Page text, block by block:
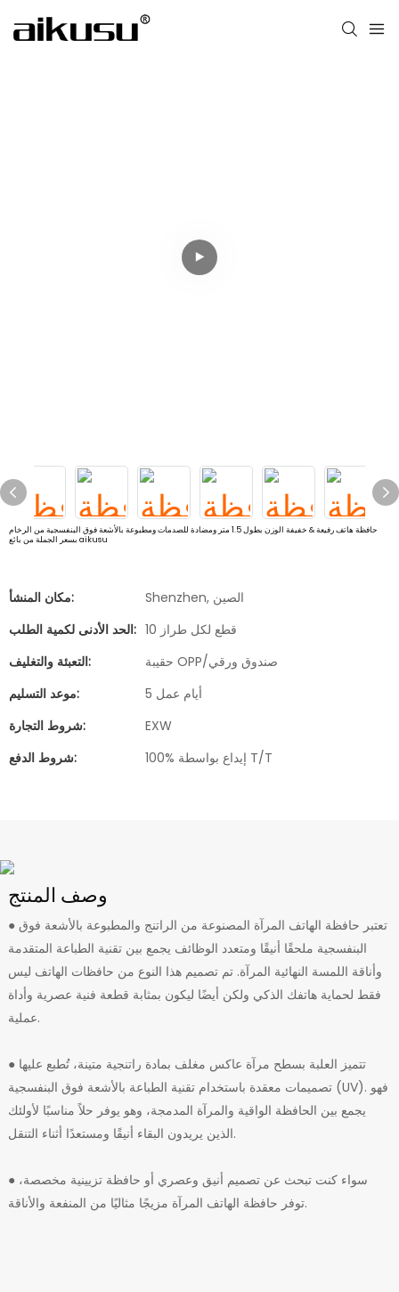
حافظة هاتف رفيعة & خفيفة الوزن بطول 1.5 متر ومضادة للصدمات ومطبوعة بالأشعة فوق البنفسجية من الرخام
بسعر الجملة من بائع aikusu
مكان المنشأ:
Shenzhen, الصين
الحد الأدنى لكمية الطلب:
10 قطع لكل طراز
التعبئة والتغليف:
حقيبة OPP/صندوق ورقي
موعد التسليم:
5 أيام عمل
شروط التجارة:
EXW
شروط الدفع:
100% إيداع بواسطة T/T
وصف المنتج
● تعتبر حافظة الهاتف المرآة المصنوعة من الراتنج والمطبوعة بالأشعة فوق
البنفسجية ملحقًا أنيقًا ومتعدد الوظائف يجمع بين تقنية الطباعة المتقدمة
وأناقة اللمسة النهائية المرآة. تم تصميم هذا النوع من حافظات الهاتف ليس
فقط لحماية هاتفك الذكي ولكن أيضًا ليكون بمثابة قطعة فنية عصرية وأداة
عملية.
● تتميز العلبة بسطح مرآة عاكس مغلف بمادة راتنجية متينة، تُطبع عليها
تصميمات معقدة باستخدام تقنية الطباعة بالأشعة فوق البنفسجية (UV). فهو
يجمع بين الحافظة الواقية والمرآة المدمجة، وهو يوفر حلاً مناسبًا لأولئك
الذين يريدون البقاء أنيقًا ومستعدًا أثناء التنقل.
● سواء كنت تبحث عن تصميم أنيق وعصري أو حافظة تزيينية مخصصة،
توفر حافظة الهاتف المرآة مزيجًا مثاليًا من المنفعة والأناقة.